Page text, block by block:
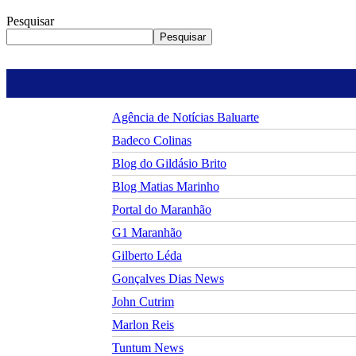
Pesquisar
Pesquisar
Agência de Notícias Baluarte
Badeco Colinas
Blog do Gildásio Brito
Blog Matias Marinho
Portal do Maranhão
G1 Maranhão
Gilberto Léda
Gonçalves Dias News
John Cutrim
Marlon Reis
Tuntum News